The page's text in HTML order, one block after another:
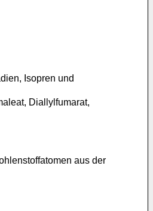
Isopren und
Diallylfumarat,
aus der